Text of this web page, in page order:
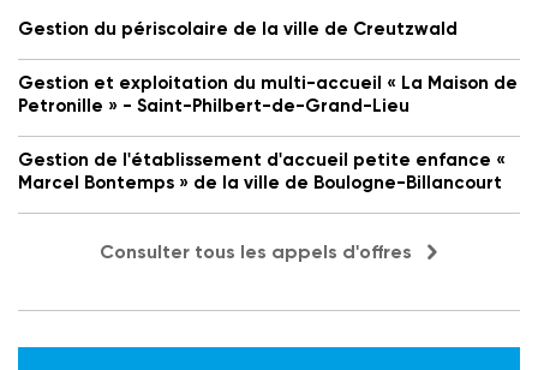
Gestion du périscolaire de la ville de Creutzwald
Gestion et exploitation du multi-accueil « La Maison de
Petronille » - Saint-Philbert-de-Grand-Lieu
Gestion de l'établissement d'accueil petite enfance «
Marcel Bontemps » de la ville de Boulogne-Billancourt
Consulter tous les appels d'offres